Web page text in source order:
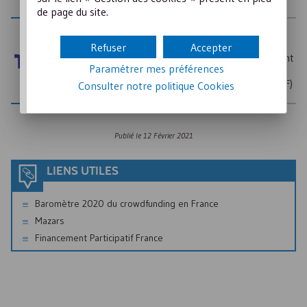
Financement
FPF)
Publié le 12 Février 2021
LIENS UTILES
Baromètre 2020 du crowdfunding en France
Mazars
Financement Participatif France
de page du site.
Accepter
Refuser
Paramétrer mes préférences
Consulter notre politiqueCookies